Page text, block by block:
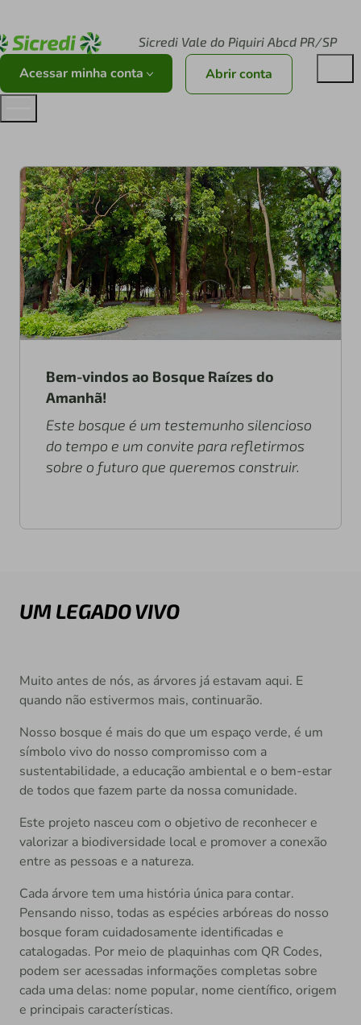
Sicredi Vale do Piquiri Abcd PR/SP
Acessar minha conta Abrir conta
Bem-vindos ao Bosque Raízes do
Amanhã!
Este bosque é um testemunho silencioso
do tempo e um convite para refletirmos
sobre o futuro que queremos construir.
UM LEGADO VIVO
Muito antes de nós, as árvores já estavam aqui. E
quando não estivermos mais, continuarão.
Nosso bosque é mais do que um espaço verde, é um
símbolo vivo do nosso compromisso com a
sustentabilidade, a educação ambiental e o bem-estar
de todos que fazem parte da nossa comunidade.
Este projeto nasceu com o objetivo de reconhecer e
valorizar a biodiversidade local e promover a conexão
entre as pessoas e a natureza.
Cada árvore tem uma história única para contar.
Pensando nisso, todas as espécies arbóreas do nosso
bosque foram cuidadosamente identificadas e
catalogadas. Por meio de plaquinhas com QR Codes,
podem ser acessadas informações completas sobre
cada uma delas: nome popular, nome científico, origem
e principais características.